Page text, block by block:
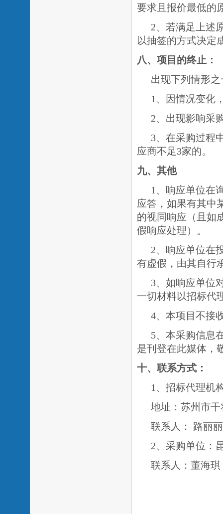
要求且报价最低的
2、若满足上述
以抽签的方式决定
八、项目的终止：
出现下列情形
1、因情况变化
2、出现影响采
3、在采购过程
应商不足3家的。
九、其他
1、响应单位在
应答，如果有其中
的视同响应（且如
假响应处理）。
2、响应单位在
有虚假，由其自行
3、如响应单位
一切材料以招标代
4、本项目不接
5、 本采购信息
是刊登在此媒体，
十、联系方式：
1、招标代理机
地址：苏州市干
联系人：
路丽丽
2、采购单位：
联系人： 董海琪